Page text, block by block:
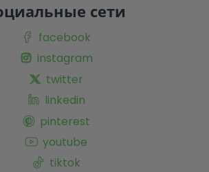
сети
facebook
instagram
twitter
linkedin
pinterest
youtube
tiktok